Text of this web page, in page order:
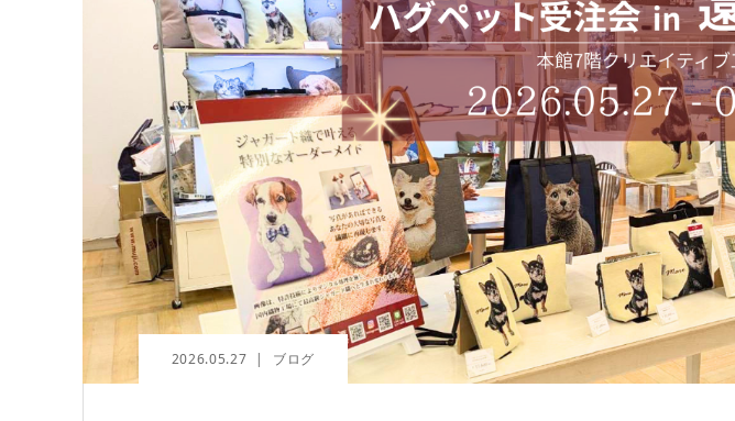
2026.05.27 ブログ